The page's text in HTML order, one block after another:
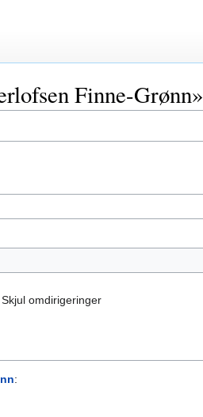
Finne-Grønn»
Skjul omdirigeringer
: